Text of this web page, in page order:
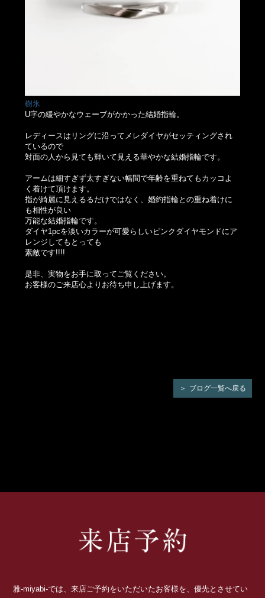
樹氷
U字の緩やかなウェーブがかかった結婚指輪。
レディースはリングに沿ってメレダイヤがセッティングされ
ているので
対面の人から見ても輝いて見える華やかな結婚指輪です。
アームは細すぎず太すぎない幅間で年齢を重ねてもカッコよ
く着けて頂けます。
指が綺麗に見えるるだけではなく、婚約指輪との重ね着けに
も相性が良い
万能な結婚指輪です。
ダイヤ1pcを淡いカラーが可愛らしいピンクダイヤモンドにア
レンジしてもとっても
素敵です!!!!
是非、実物をお手に取ってご覧ください。
お客様のご来店心よりお待ち申し上げます。
ブログ一覧へ戻る
雅-miyabi-では、来店ご予約をいただいたお客様を、優先とさせてい